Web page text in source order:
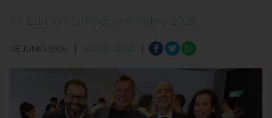
XX Edición Simposio A Pobra 2026
08 JUNIO 2026 | ACTUALIDAD |